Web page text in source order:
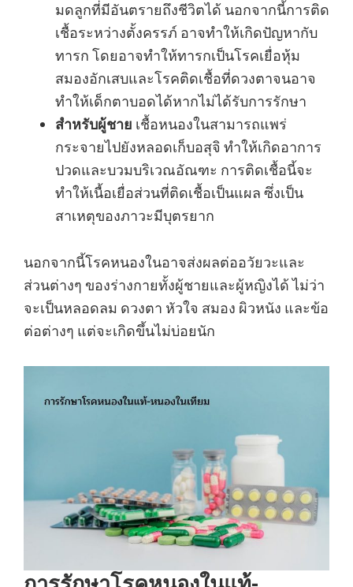
มดลูกที่มีอันตรายถึงชีวิตได้ นอกจากนี้การติด
เชื้อระหว่างตั้งครรภ์ อาจทำให้เกิดปัญหากับ
ทารก โดยอาจทำให้ทารกเป็นโรคเยื่อหุ้ม
สมองอักเสบและโรคติดเชื้อที่ดวงตาจนอาจ
ทำให้เด็กตาบอดได้หากไม่ได้รับการรักษา
สำหรับผู้ชาย เชื้อหนองในสามารถแพร่
กระจายไปยังหลอดเก็บอสุจิ ทำให้เกิดอาการ
ปวดและบวมบริเวณอัณฑะ การติดเชื้อนี้จะ
ทำให้เนื้อเยื่อส่วนที่ติดเชื้อเป็นแผล ซึ่งเป็น
สาเหตุของภาวะมีบุตรยาก
นอกจากนี้โรคหนองในอาจส่งผลต่ออวัยวะและ
ส่วนต่างๆ ของร่างกายทั้งผู้ชายและผู้หญิงได้ ไม่ว่า
จะเป็นหลอดลม ดวงตา หัวใจ สมอง ผิวหนัง และข้อ
ต่อต่างๆ แต่จะเกิดขึ้นไม่บ่อยนัก